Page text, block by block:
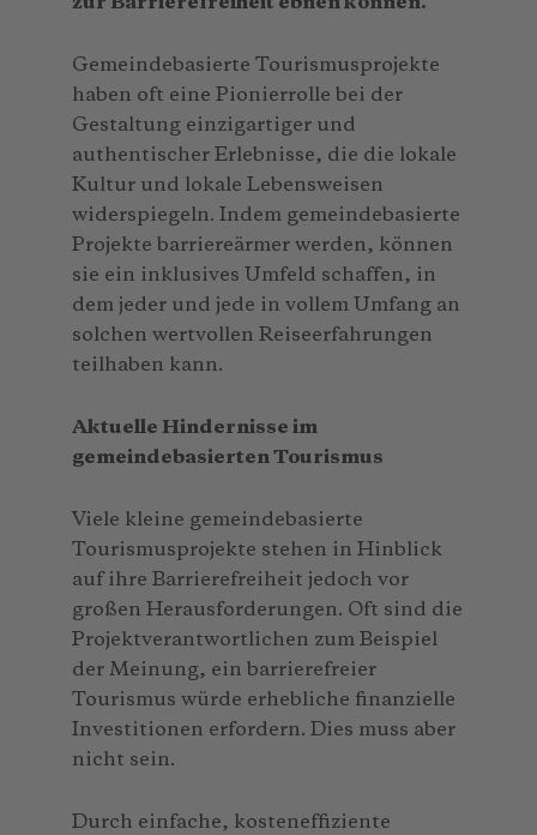
Gemeindebasierte Tourismusprojekte
haben oft eine Pionierrolle bei der
Gestaltung einzigartiger und
authentischer Erlebnisse, die die lokale
Kultur und lokale Lebensweisen
widerspiegeln. Indem gemeindebasierte
Projekte barriereärmer werden, können
sie ein inklusives Umfeld schaffen, in
dem jeder und jede in vollem Umfang an
solchen wertvollen Reiseerfahrungen
teilhaben kann.
Aktuelle Hindernisse im
gemeindebasierten Tourismus
Viele kleine gemeindebasierte
Tourismusprojekte stehen in Hinblick
auf ihre Barrierefreiheit jedoch vor
großen Herausforderungen. Oft sind die
Projektverantwortlichen zum Beispiel
der Meinung, ein barrierefreier
Tourismus würde erhebliche finanzielle
Investitionen erfordern. Dies muss aber
nicht sein.
Durch einfache, kosteneffiziente